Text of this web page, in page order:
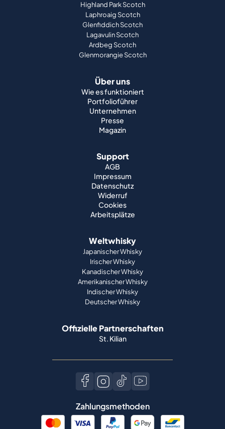
Highland Park Scotch
Laphroaig Scotch
Glenfiddich Scotch
Lagavulin Scotch
Ardbeg Scotch
Glenmorangie Scotch
Über uns
Wie es funktioniert
Portfolioführer
Unternehmen
Presse
Magazin
Support
AGB
Impressum
Datenschutz
Widerruf
Cookies
Arbeitsplätze
Weltwhisky
Japanischer Whisky
Irischer Whisky
Kanadischer Whisky
Amerikanischer Whisky
Indischer Whisky
Deutscher Whisky
Offizielle Partnerschaften
St. Kilian
Zahlungsmethoden